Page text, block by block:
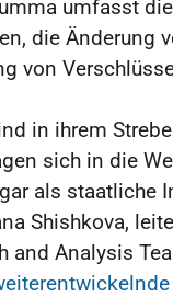
umfasst
die Änderung
von
in ihrem
sich in die
als staatliche
Shishkova,
and Analysis